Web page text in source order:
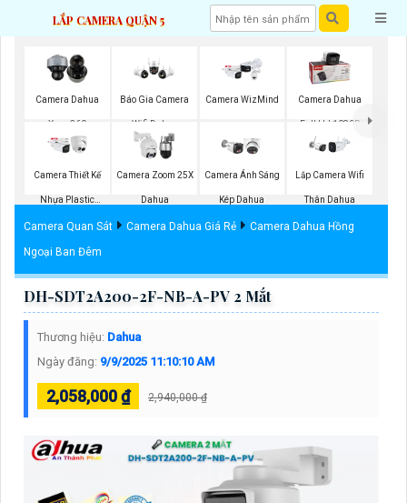
LẮP CAMERA QUẬN 5
Camera Dahua
Xoay 360
Báo Gia Camera
Wifi Dahua
Camera WizMind Camera Dahua
Full Hd 1080P
Camera Thiết Kế
Nhựa Plastic
Dahua
Camera Zoom 25X
Dahua
Camera Ánh Sáng
Kép Dahua
Lắp Camera Wifi
Thân Dahua
Camera Quan Sát Camera Dahua Giá Rẻ
Camera Dahua Hồng
Ngoại Ban Đêm
DH-SDT2A200-2F-NB-A-PV 2 Mắt
Thương hiệu: Dahua
Ngày đăng: 9/9/2025 11:10:10 AM
2,058,000 ₫ 2,940,000 ₫